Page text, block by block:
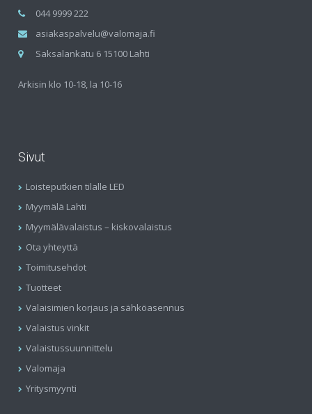
044 9999 222
asiakaspalvelu@valomaja.fi
Saksalankatu 6 15100 Lahti
Arkisin klo 10-18, la 10-16
Sivut
Loisteputkien tilalle LED
Myymälä Lahti
Myymälävalaistus – kiskovalaistus
Ota yhteyttä
Toimitusehdot
Tuotteet
Valaisimien korjaus ja sähköasennus
Valaistus vinkit
Valaistussuunnittelu
Valomaja
Yritysmyynti